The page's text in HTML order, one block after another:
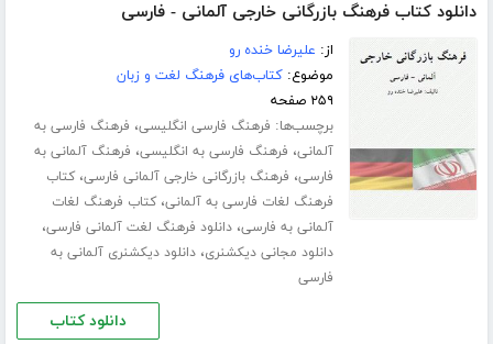
دانلود کتاب فرهنگ بازرگانی خارجی آلمانی - فارسی
از: علیرضا خنده رو
موضوع:کتاب‌های فرهنگ لغت و زبان
۲۵۹ صفحه
برچسب‌ها: فرهنگ فارسی انگلیسی، فرهنگ فارسی به
آلمانی، فرهنگ فارسی به انگلیسی، فرهنگ آلمانی به
فارسی، فرهنگ بازرگانی خارجی آلمانی فارسی،کتاب
فرهنگ لغات فارسی به آلمانی،کتاب فرهنگ لغات
آلمانی به فارسی،دانلود فرهنگ لغت آلمانی فارسی،
دانلود مجانی دیکشنری،دانلود دیکشنری آلمانی به
فارسی
دانلود کتاب